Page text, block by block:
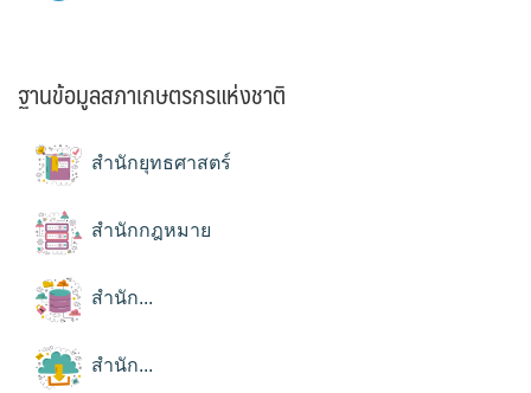
ฐานข้อมูลสภาเกษตรกรแห่งชาติ
สำนักยุทธศาสตร์
สำนักกฎหมาย
สำนัก...
สำนัก...